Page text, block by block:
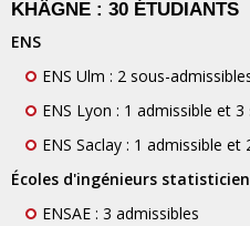
KHÂGNE : 30 ÉTUDIANTS
ENS
ENS Ulm : 2 sous-
ENS Lyon : 1 admissible et
ENS Saclay : 1 admissible
Écoles d'ingénieurs
ENSAE : 3 admissibles